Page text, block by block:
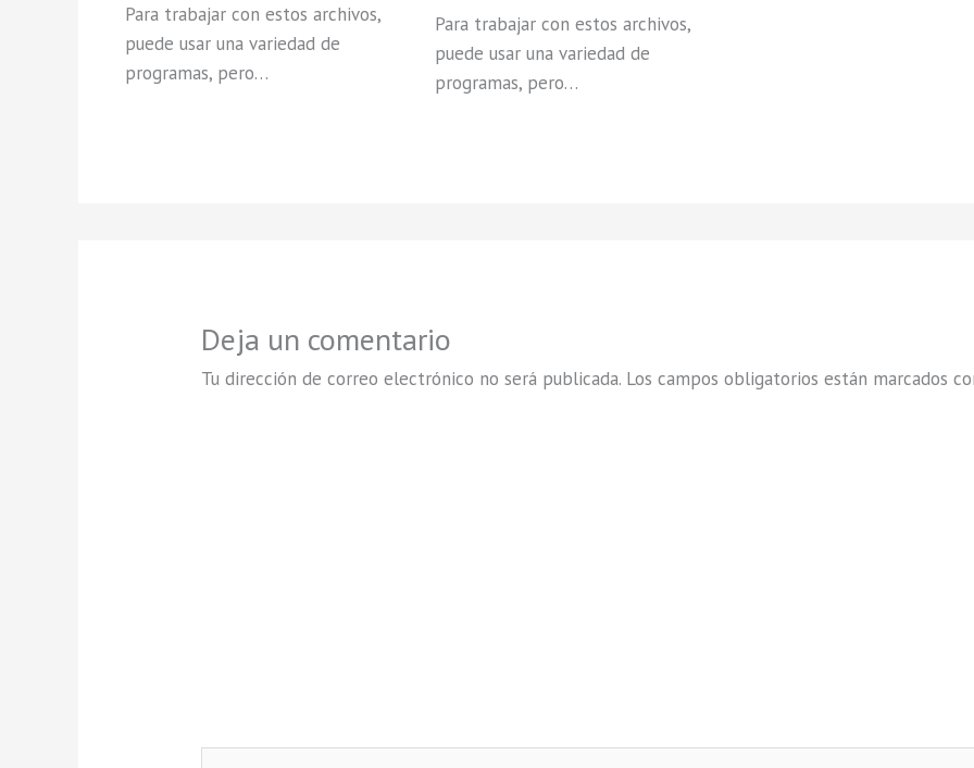
Para trabajar con estos archivos,
puede usar una variedad de
programas, pero…
Para trabajar con estos archivos,
puede usar una variedad de
programas, pero…
Deja un comentario
Tu dirección de correo electrónico no será publicada. Los campos obligatorios están marcados